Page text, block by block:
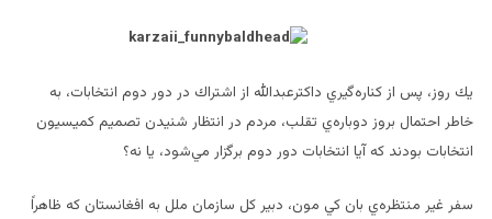
يك روز، پس از ‌كناره‌گيري داكترعبدالله از اشتراك در دور دوم انتخابات، به
خاطر احتمال بروز دوباره‌ي تقلب‌، مردم در انتظار شنيدن تصميم كميسيون
انتخابات بودند كه آيا انتخابات دور دوم برگزار مي‌شود،‌ يا نه؟
سفر غير منتظره‌ي بان كي مون، دبير كل سازمان ملل به افغانستان كه ظاهراً